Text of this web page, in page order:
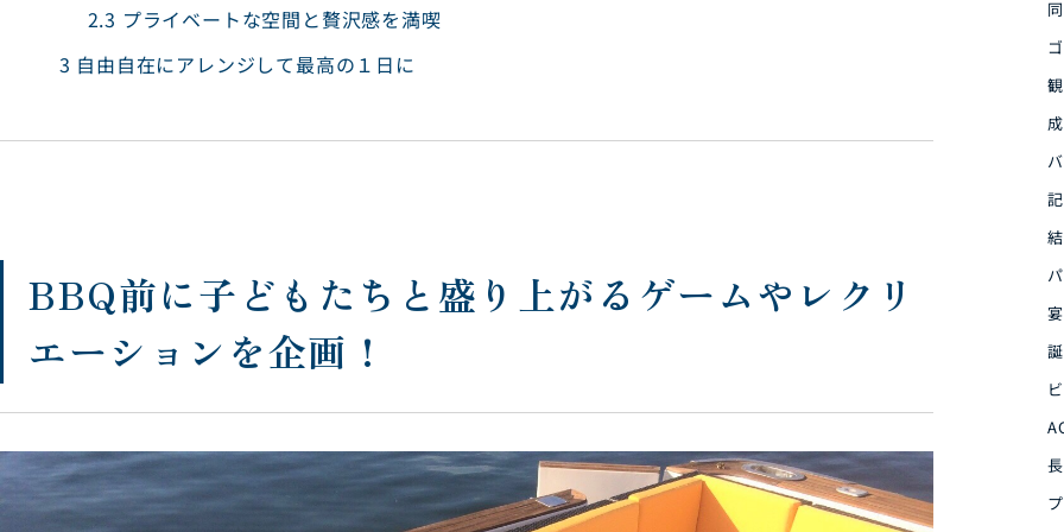
2.3 プライベートな空間と贅沢感を満喫
3 自由自在にアレンジして最高の１日に
BBQ前に子どもたちと盛り上がるゲームやレクリ
エーションを企画！